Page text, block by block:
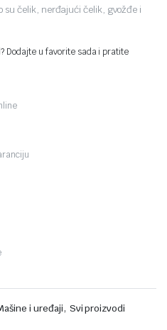
su čelik, nerđajući čelik, gvožđe i
Dodajte u favorite sada i pratite
i uređaji, Svi proizvodi